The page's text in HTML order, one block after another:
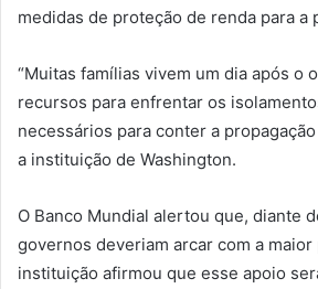
medidas de proteção de renda para a
“Muitas famílias vivem um dia após o
recursos para enfrentar os
necessários para conter a
a instituição de Washington.
O Banco Mundial alertou que, diante
governos deveriam arcar com a maior
instituição afirmou que esse apoio